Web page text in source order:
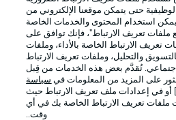
الإخطارات القانونية
حتى يتمكن موقعنا الإلكتروني من
استخدام المحتوى والخدمات الخاصة
ملفات تعريف الارتباط"، فإنك توافق على
تعريف الارتباط الخاصة بالأداء، وملفات
والتحليل، وملفات تعريف الارتباط
تُقدَّم بعض هذه الخدمات من قِبل
على المزيد من المعلومات في سياسة
] أو في إعدادات ملف تعريف الارتباط حيث
ملفات تعريف الارتباط الخاصة بك في أي
وقت..